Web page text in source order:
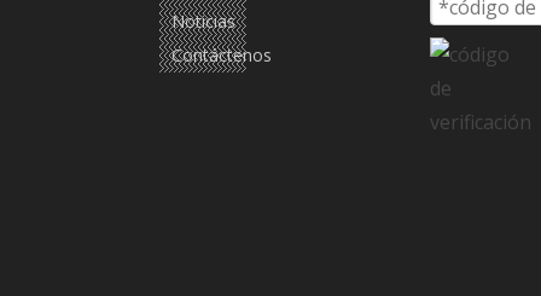
Noticias
Contáctenos